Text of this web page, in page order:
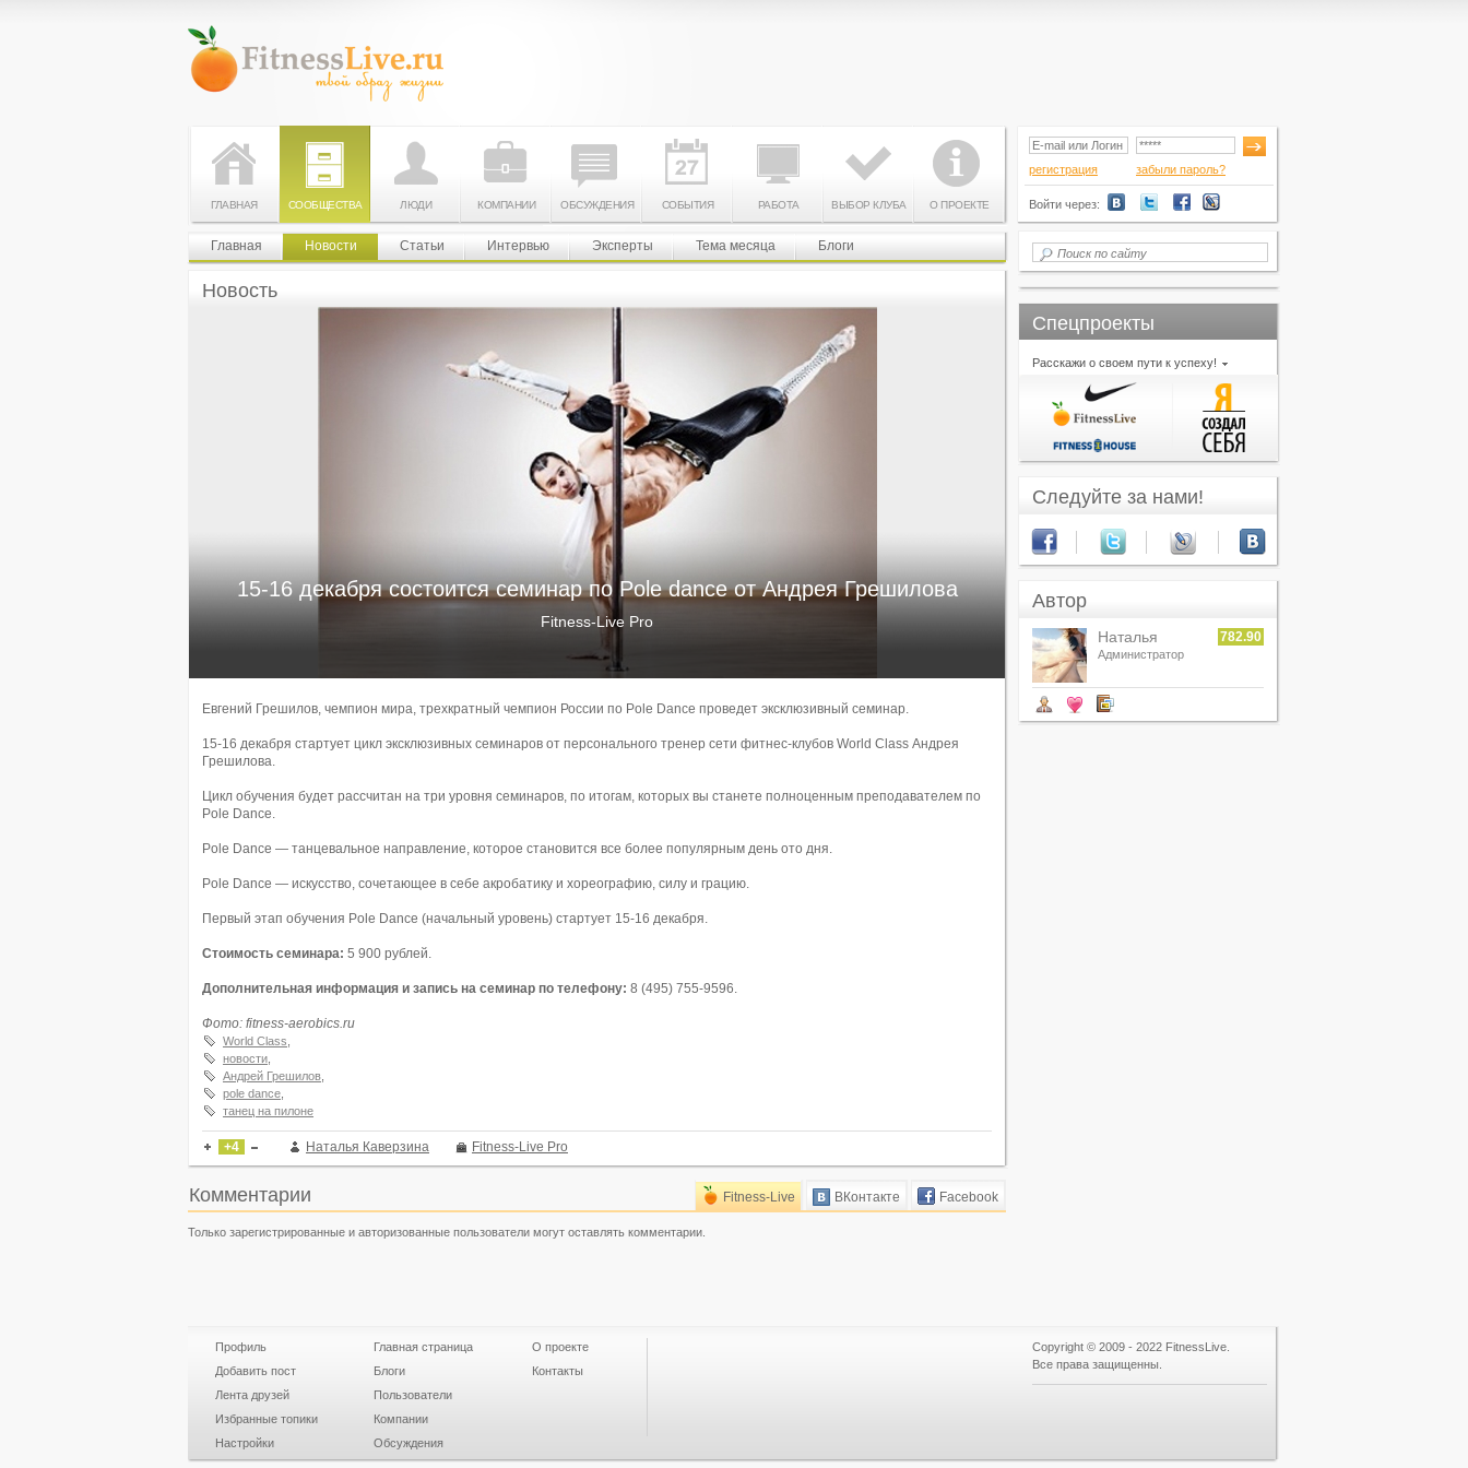
ГЛАВНАЯ СООБЩЕСТВА ЛЮДИ КОМПАНИИ ОБСУЖДЕНИЯ СОБЫТИЯ РАБОТА ВЫБОР КЛУБА О ПРОЕКТЕ
регистрация забыли пароль?
Войти через:
Главная Новости Статьи Интервью Эксперты Тема месяца Блоги
Новость
15-16 декабря состоится семинар по Pole dance от Андрея Грешилова
Fitness-Live Pro
Евгений Грешилов, чемпион мира, трехкратный чемпион России по Pole Dance проведет эксклюзивный семинар.
15-16 декабря стартует цикл эксклюзивных семинаров от персонального тренер сети фитнес-клубов World Class Андрея
Грешилова.
Цикл обучения будет рассчитан на три уровня семинаров, по итогам, которых вы станете полноценным преподавателем по
Pole Dance.
Pole Dance — танцевальное направление, которое становится все более популярным день ото дня.
Pole Dance — искусство, сочетающее в себе акробатику и хореографию, силу и грацию.
Первый этап обучения Pole Dance (начальный уровень) стартует 15-16 декабря.
Стоимость семинара: 5 900 рублей.
Дополнительная информация и запись на семинар по телефону: 8 (495) 755-9596.
Фото: fitness-aerobics.ru
World Class
новости
Андрей Грешилов
pole dance
танец на пилоне
+4 Наталья Каверзина Fitness-Live Pro
Комментарии Fitness-Live ВКонтакте Facebook
Только зарегистрированные и авторизованные пользователи могут оставлять комментарии.
Спецпроекты
Расскажи о своем пути к успеху!
Следуйте за нами!
Автор
Наталья
Каверзина
Администратор
782.90
Профиль
Добавить пост
Лента друзей
Избранные топики
Настройки
Главная страница
Блоги
Пользователи
Компании
Обсуждения
О проекте
Контакты
Copyright © 2009 - 2022 FitnessLive.
Все права защищенны.